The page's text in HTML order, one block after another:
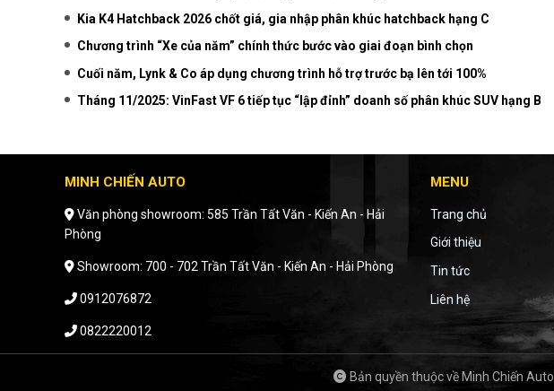
Kia K4 Hatchback 2026 chốt giá, gia nhập phân khúc hatchback hạng C
Chương trình “Xe của năm” chính thức bước vào giai đoạn bình chọn
Cuối năm, Lynk & Co áp dụng chương trình hỗ trợ trước bạ lên tới 100%
Tháng 11/2025: VinFast VF 6 tiếp tục “lập đỉnh” doanh số phân khúc SUV hạng B
MINH CHIẾN AUTO
Văn phòng showroom: 585 Trần Tất Văn - Kiến An - Hải
Phòng
Showroom: 700 - 702 Trần Tất Văn - Kiến An - Hải Phòng
0912076872
0822220012
MENU
Trang chủ
Giới thiệu
Tin tức
Liên hệ
Bản quyền thuộc về Minh Chiến Auto